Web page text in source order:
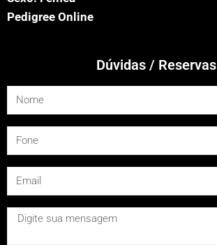
Pedigree Online
Dúvidas / Reservas